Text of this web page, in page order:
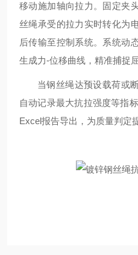
移动施加轴向拉力。固定夹
丝绳承受的拉力实时转化为
后传输至控制系统。系统动
生成力-位移曲线，精准捕捉
当钢丝绳达预设载荷或
自动记录最大抗拉强度等指
Excel报告导出，为质量判定